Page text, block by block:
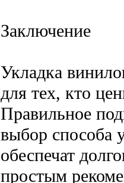
Заключение
Укладка
для тех, кто
Правильное
выбор способа
обеспечат
простым